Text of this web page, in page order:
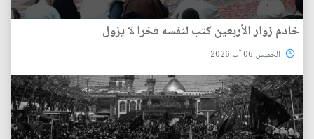
خادم زوار الأربعين كتب لنفسه فخرا لا يزول
الخميس 06 آب 2026